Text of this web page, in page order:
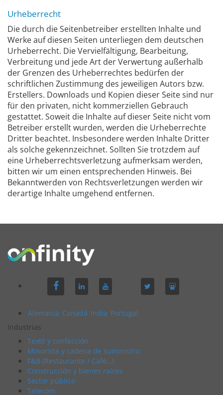
Urheberrecht
Die durch die Seitenbetreiber erstellten Inhalte und
Werke auf diesen Seiten unterliegen dem deutschen
Urheberrecht. Die Vervielfältigung, Bearbeitung,
Verbreitung und jede Art der Verwertung außerhalb
der Grenzen des Urheberrechtes bedürfen der
schriftlichen Zustimmung des jeweiligen Autors bzw.
Erstellers. Downloads und Kopien dieser Seite sind nur
für den privaten, nicht kommerziellen Gebrauch
gestattet. Soweit die Inhalte auf dieser Seite nicht vom
Betreiber erstellt wurden, werden die Urheberrechte
Dritter beachtet. Insbesondere werden Inhalte Dritter
als solche gekennzeichnet. Sollten Sie trotzdem auf
eine Urheberrechtsverletzung aufmerksam werden,
bitten wir um einen entsprechenden Hinweis. Bei
Bekanntwerden von Rechtsverletzungen werden wir
derartige Inhalte umgehend entfernen.
Alemania Canadá India Portugal
Industrias
Textil y confección
Minorista y cadena de suministro
F&B (Restaurante / Café…)
Construcción y bienes raíces
Sector público
Telecom